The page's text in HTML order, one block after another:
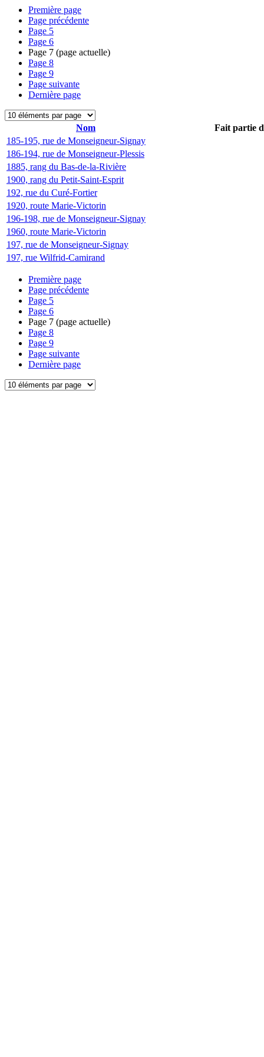
Première page
Page précédente
Page 5
Page 6
Page 7 (page actuelle)
Page 8
Page 9
Page suivante
Dernière page
Nom
Fait partie
185-195, rue de Monseigneur-Signay
186-194, rue de Monseigneur-Plessis
1885, rang du Bas-de-la-Rivière
1900, rang du Petit-Saint-Esprit
192, rue du Curé-Fortier
1920, route Marie-Victorin
196-198, rue de Monseigneur-Signay
1960, route Marie-Victorin
197, rue de Monseigneur-Signay
197, rue Wilfrid-Camirand
Première page
Page précédente
Page 5
Page 6
Page 7 (page actuelle)
Page 8
Page 9
Page suivante
Dernière page